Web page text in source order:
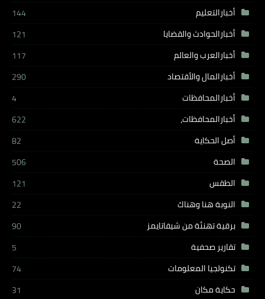
أخبارالتعليم
144
أخبارالحوادث والقضايا
121
أخبارالعرب والعالم
117
أخبارالمال والأقتصاد
290
أخبارالمحافظات
4
أخبارالمحافظات،
622
أصل الحكاية
82
الصحة
506
الطقس
121
النوبة هنا وهناك
22
برقية تهنئة من شيفاتايمز
90
تقارير صحفية
5
تكنولجيا المعلومات
74
حكاية مكان
31